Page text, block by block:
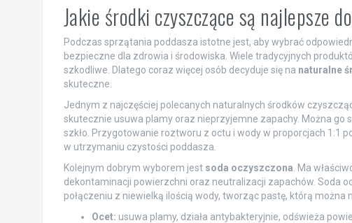
Jakie środki czyszczące są najlepsze
Podczas sprzątania poddasza istotne jest, aby wybrać
bezpieczne dla zdrowia i środowiska. Wiele tradycyjnych
szkodliwe. Dlatego coraz więcej osób decyduje się na naturalne
skuteczne.
Jednym z najczęściej polecanych naturalnych środków
skutecznie usuwa plamy oraz nieprzyjemne zapachy. Można
szkło. Przygotowanie roztworu z octu i wody w proporcjach 1:1
w utrzymaniu czystości poddasza.
Kolejnym dobrym wyborem jest soda oczyszczona . Ma
dekontaminacji powierzchni oraz neutralizacji zapachów. Soda
połączeniu z niewielką ilością wody, tworząc pastę, którą można
Ocet: usuwa plamy, działa antybakteryjnie, odświeża